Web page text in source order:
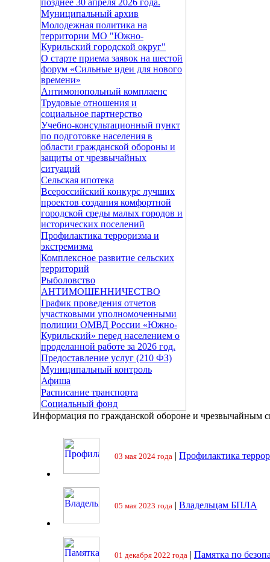
позднее 30 апреля 2026 года.
Муниципальный архив
Молодежная политика на
территории МО "Южно-
Курильский городской округ"
О старте приема заявок на шестой
форум «Сильные идеи для нового
времени»
Антимонопольный комплаенс
Трудовые отношения и
социальное партнерство
Учебно-консультационный пункт
по подготовке населения в
области гражданской обороны и
защиты от чрезвычайных
ситуаций
Сельская ипотека
Всероссийский конкурс лучших
проектов создания комфортной
городской среды малых городов и
исторических поселений
Профилактика терроризма и
экстремизма
Комплексное развитие сельских
территорий
Рыболовство
АНТИМОШЕННИЧЕСТВО
График проведения отчетов
участковыми уполномоченными
полиции ОМВД России «Южно-
Курильский» перед населением о
проделанной работе за 2026 год.
Предоставление услуг (210 ФЗ)
Муниципальный контроль
Афиша
Расписание транспорта
Социальный фонд
Информация по гражданской обороне и чрезвычайным
03 мая 2024 года | Профилактика
05 мая 2023 года | Владельцам БПЛА
01 декабря 2022 года | Памятка по